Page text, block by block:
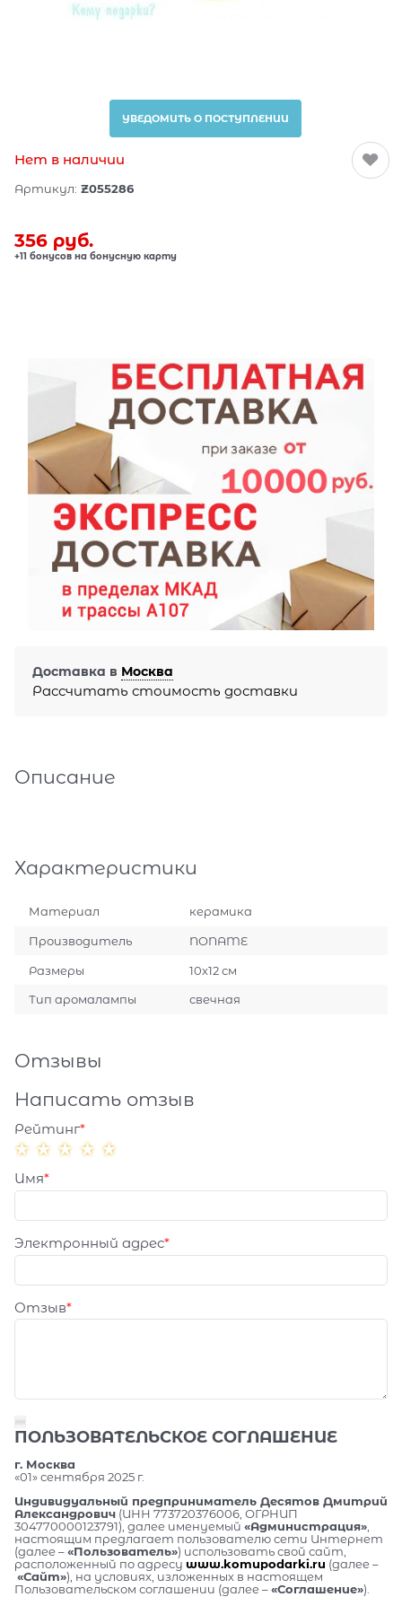
УВЕДОМИТЬ О ПОСТУПЛЕНИИ
Нет в наличии
Артикул: Z055286
356 руб.
+11 бонусов на бонусную карту
Доставка в Москва
Рассчитать стоимость доставки
Описание
Характеристики
Материал керамика
Производитель NONAME
Размеры 10х12 см
Тип аромалампы свечная
Отзывы
Написать отзыв
Рейтинг
Имя
Электронный адрес
Отзыв
ПОЛЬЗОВАТЕЛЬСКОЕ СОГЛАШЕНИЕ
г. Москва
«01» сентября 2025 г.
Индивидуальный предприниматель Десятов Дмитрий
Александрович (ИНН 773720376006, ОГРНИП
304770000123791), далее именуемый «Администрация»
настоящим предлагает пользователю сети Интернет
(далее –«Пользователь») использовать свой сайт,
расположенный по адресу www.komupodarki.ru (далее –
«Сайт»), на условиях, изложенных в настоящем
Пользовательском соглашении (далее –«Соглашение»).